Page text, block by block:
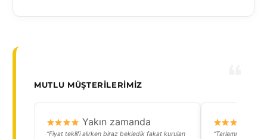
MUTLU MÜŞTERILERIMIZ
Yakın zamanda
“Fiyat teklifi alırken biraz bekledik fakat kurulan
“Tarlamızın